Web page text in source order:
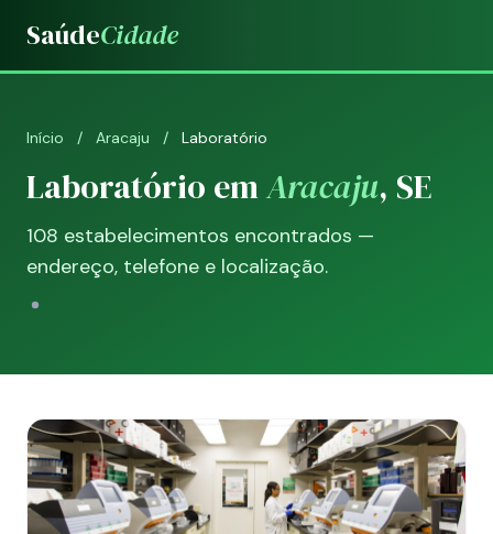
SaúdeCidade
Início / Aracaju / Laboratório
Laboratório emAracaju, SE
108 estabelecimentos encontrados —
endereço, telefone e localização.